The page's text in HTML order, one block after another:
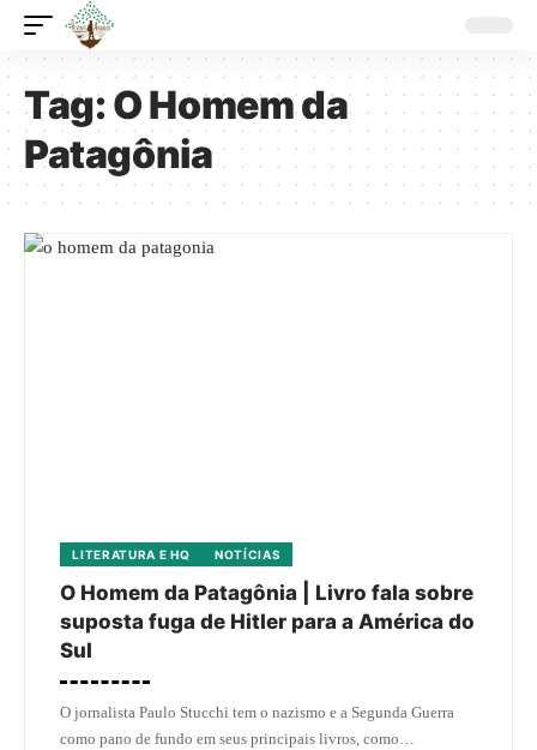
Tag:O Homem da
Patagônia
LITERATURA E HQ NOTÍCIAS
O Homem da Patagônia | Livro fala sobre
suposta fuga de Hitler para a América do
Sul
O jornalista Paulo Stucchi tem o nazismo e a Segunda Guerra
como pano de fundo em seus principais livros, como…